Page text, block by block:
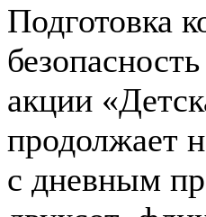
Подготовка
акции
продолжает
с дневным